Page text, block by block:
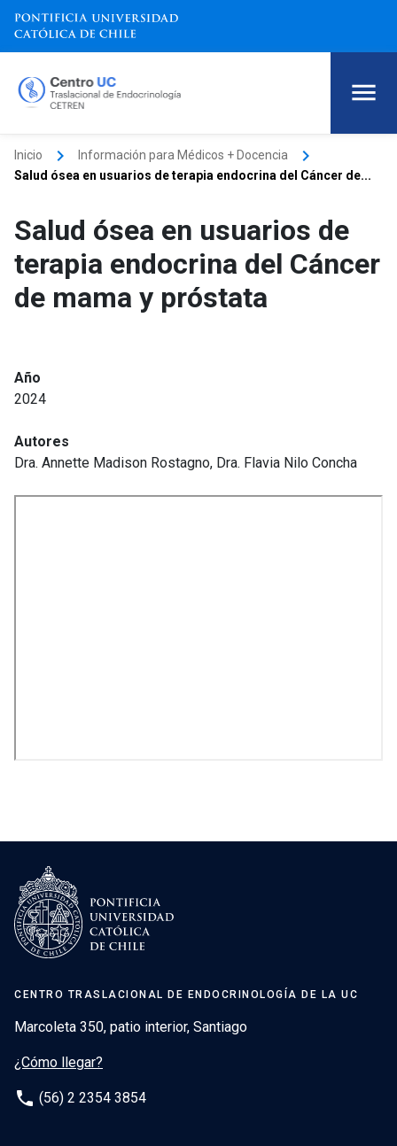
Inicio keyboard_arrow_right Información para Médicos + Docencia keyboard_arrow_right
Salud ósea en usuarios de terapia endocrina del Cáncer de...
Salud ósea en usuarios de
terapia endocrina del Cáncer
de mama y próstata
Año
2024
Autores
Dra. Annette Madison Rostagno, Dra. Flavia Nilo Concha
CENTRO TRASLACIONAL DE ENDOCRINOLOGÍA DE LA UC
Marcoleta 350, patio interior, Santiago
¿Cómo llegar?
phone (56) 2 2354 3854